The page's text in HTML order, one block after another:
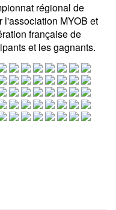
régional de
l'association MYOB et
française de
et les gagnants.